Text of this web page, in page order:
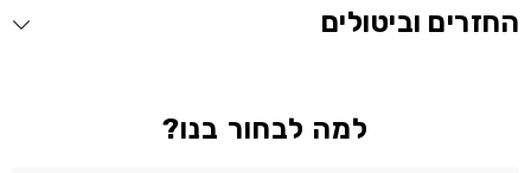
החזרים וביטולים
למה לבחור בנו?